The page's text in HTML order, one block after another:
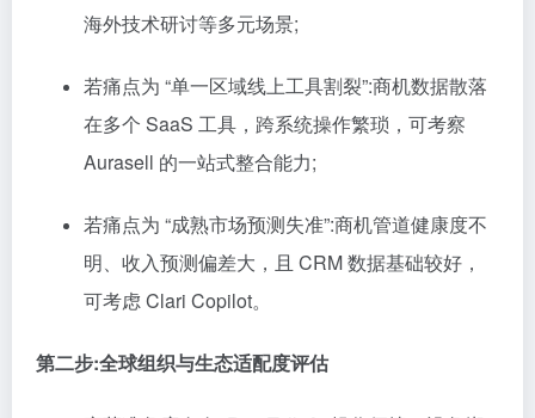
海外技术研讨等多元场景;
若痛点为 “单一区域线上工具割裂”:商机数据散落
在多个 SaaS 工具，跨系统操作繁琐，可考察
Aurasell 的一站式整合能力;
若痛点为 “成熟市场预测失准”:商机管道健康度不
明、收入预测偏差大，且 CRM 数据基础较好，
可考虑 Clari Copilot。
第二步:全球组织与生态适配度评估